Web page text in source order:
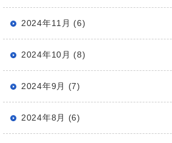
2024年11月 (6)
2024年10月 (8)
2024年9月 (7)
2024年8月 (6)